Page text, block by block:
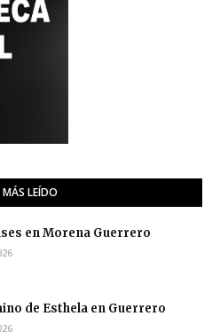
LEÍDO
en Morena Guerrero
de Esthela en Guerrero